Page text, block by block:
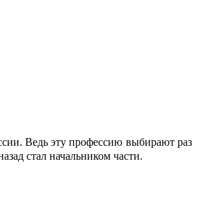
Ведь эту профессию выбирают раз
стал начальником части.